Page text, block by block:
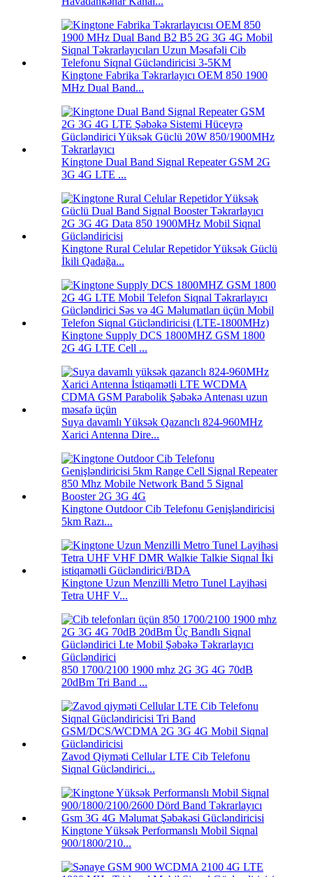
Kingtone Fabrika Təkrarlayıcı OEM 850 1900
MHz Dual Band...
Kingtone Dual Band Signal Repeater GSM 2G
3G 4G LTE ...
Kingtone Rural Celular Repetidor Yüksək Güclü
İkili Qadağa...
Kingtone Supply DCS 1800MHZ GSM 1800
2G 4G LTE Cell ...
Suya davamlı Yüksək Qazanclı 824-960MHz
Xarici Antenna Dire...
Kingtone Outdoor Cib Telefonu Genişləndiricisi
5km Razı...
Kingtone Uzun Menzilli Metro Tunel Layihəsi
Tetra UHF V...
850 1700/2100 1900 mhz 2G 3G 4G 70dB
20dBm Tri Band ...
Zavod Qiyməti Cellular LTE Cib Telefonu
Siqnal Gücləndirici...
Kingtone Yüksək Performanslı Mobil Siqnal
900/1800/210...